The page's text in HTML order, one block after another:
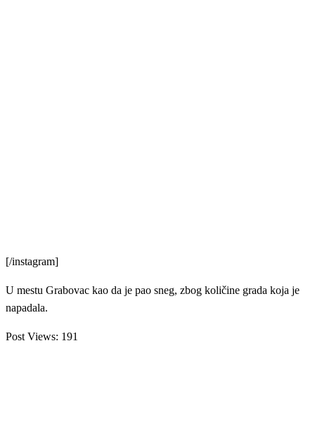
[/instagram]
U mestu Grabovac kao da je pao sneg, zbog količine grada koja je
napadala.
Post Views: 191